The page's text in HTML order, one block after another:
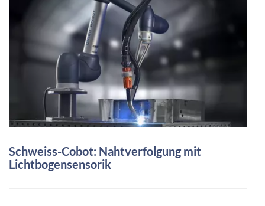
Schweiss-Cobot: Nahtverfolgung mit
Lichtbogensensorik